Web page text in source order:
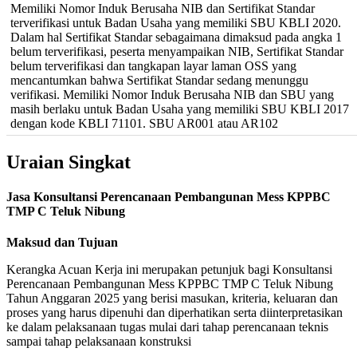
Memiliki Nomor Induk Berusaha NIB dan Sertifikat Standar
terverifikasi untuk Badan Usaha yang memiliki SBU KBLI 2020.
Dalam hal Sertifikat Standar sebagaimana dimaksud pada angka 1
belum terverifikasi, peserta menyampaikan NIB, Sertifikat Standar
belum terverifikasi dan tangkapan layar laman OSS yang
mencantumkan bahwa Sertifikat Standar sedang menunggu
verifikasi. Memiliki Nomor Induk Berusaha NIB dan SBU yang
masih berlaku untuk Badan Usaha yang memiliki SBU KBLI 2017
dengan kode KBLI 71101. SBU AR001 atau AR102
Uraian Singkat
Jasa Konsultansi Perencanaan Pembangunan Mess KPPBC
TMP C Teluk Nibung
Maksud dan Tujuan
Kerangka Acuan Kerja ini merupakan petunjuk bagi Konsultansi
Perencanaan Pembangunan Mess KPPBC TMP C Teluk Nibung
Tahun Anggaran 2025 yang berisi masukan, kriteria, keluaran dan
proses yang harus dipenuhi dan diperhatikan serta diinterpretasikan
ke dalam pelaksanaan tugas mulai dari tahap perencanaan teknis
sampai tahap pelaksanaan konstruksi